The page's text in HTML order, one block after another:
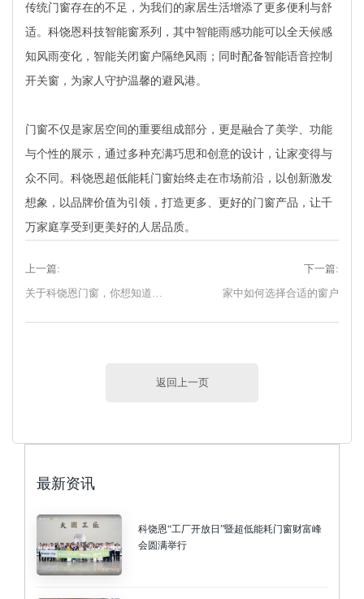
传统门窗存在的不足，为我们的家居生活增添了更多便利与舒
适。科饶恩科技智能窗系列，其中智能雨感功能可以全天候感
知风雨变化，智能关闭窗户隔绝风雨；同时配备智能语音控制
开关窗，为家人守护温馨的避风港。
门窗不仅是家居空间的重要组成部分，更是融合了美学、功能
与个性的展示，通过多种充满巧思和创意的设计，让家变得与
众不同。科饶恩超低能耗门窗始终走在市场前沿，以创新激发
想象，以品牌价值为引领，打造更多、更好的门窗产品，让千
万家庭享受到更美好的人居品质。
上一篇:
关于科饶恩门窗，你想知道的都在这里
下一篇:
家中如何选择合适的窗户
返回上一页
最新资讯
科饶恩“工厂开放日”暨超低能耗门窗财富峰
会圆满举行